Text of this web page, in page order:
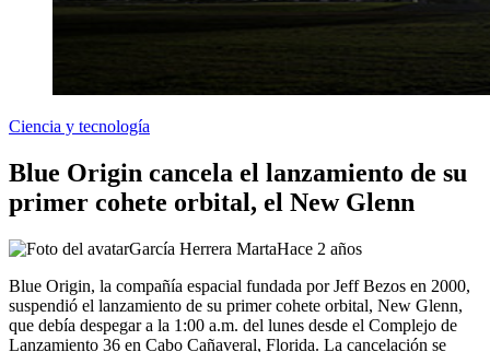
Ciencia y tecnología
Blue Origin cancela el lanzamiento de su
primer cohete orbital, el New Glenn
García Herrera MartaHace 2 años
Blue Origin, la compañía espacial fundada por Jeff Bezos en 2000,
suspendió el lanzamiento de su primer cohete orbital, New Glenn,
que debía despegar a la 1:00 a.m. del lunes desde el Complejo de
Lanzamiento 36 en Cabo Cañaveral, Florida. La cancelación se